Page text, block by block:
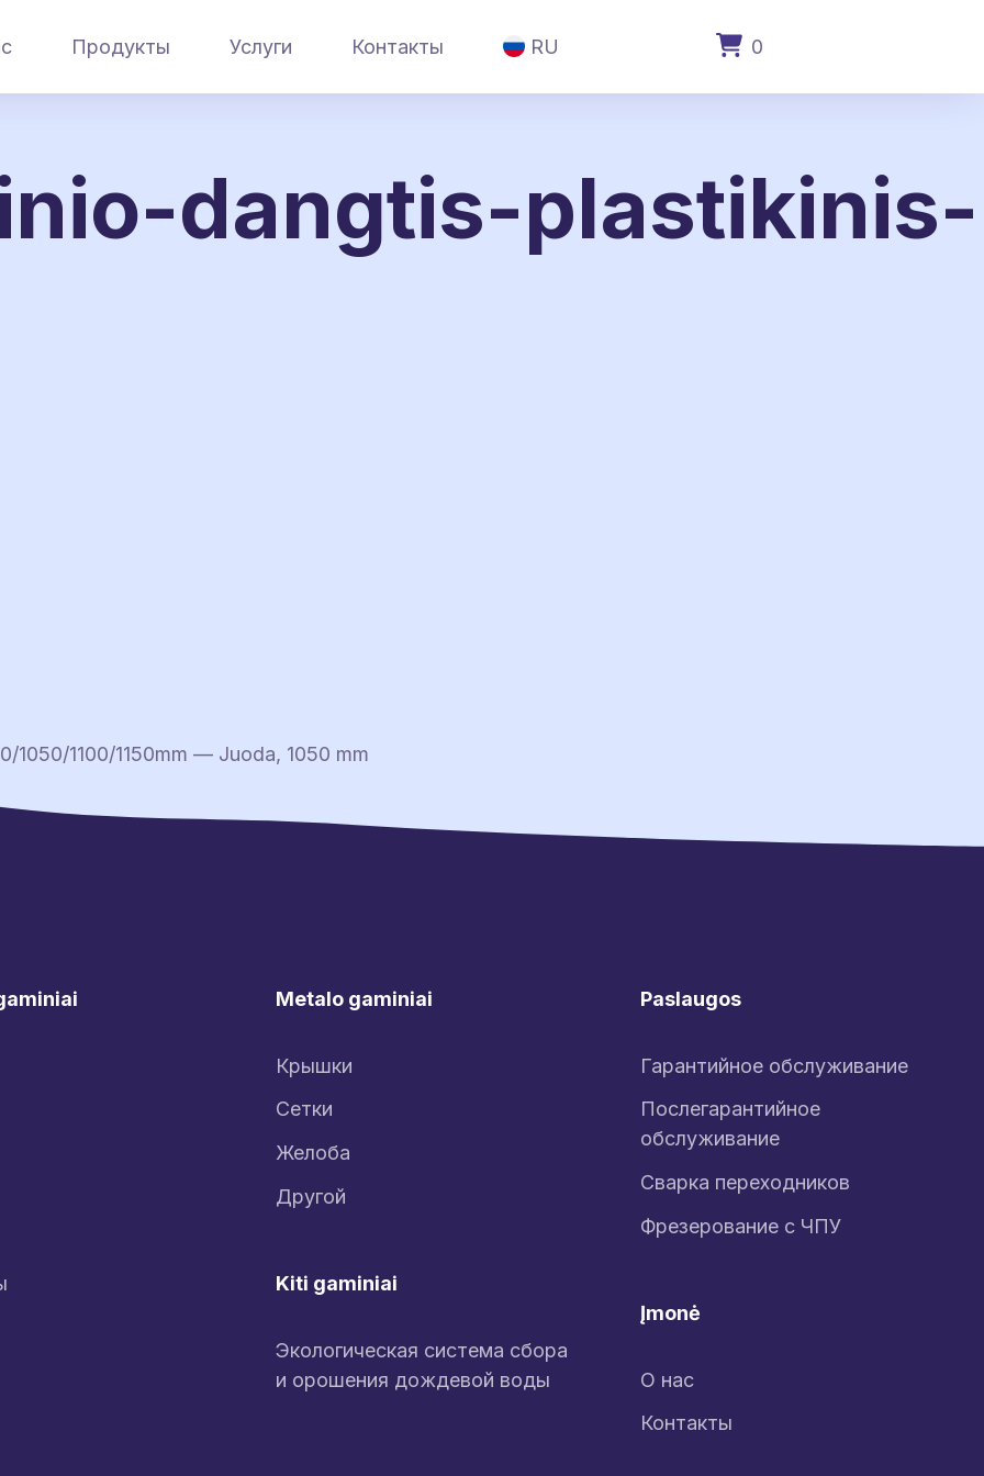
Продукты Услуги Контакты RU 0
dangtis-plastikinis-
1050/1100/1150mm — Juoda, 1050 mm
Metalo gaminiai
Крышки
Сетки
Желоба
Другой
Kiti gaminiai
Экологическая система сбора
и орошения дождевой воды
Paslaugos
Гарантийное обслуживание
Послегарантийное
обслуживание
Сварка переходников
Фрезерование с ЧПУ
Įmonė
О нас
Контакты